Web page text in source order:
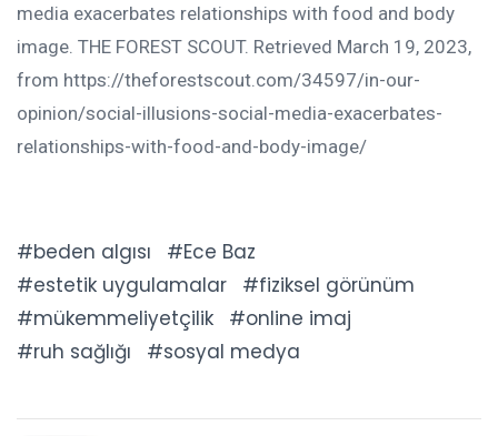
media exacerbates relationships with food and body
image. THE FOREST SCOUT. Retrieved March 19, 2023,
from https://theforestscout.com/34597/in-our-
opinion/social-illusions-social-media-exacerbates-
relationships-with-food-and-body-image/
beden algısı
Ece Baz
estetik uygulamalar
fiziksel görünüm
mükemmeliyetçilik
online imaj
ruh sağlığı
sosyal medya